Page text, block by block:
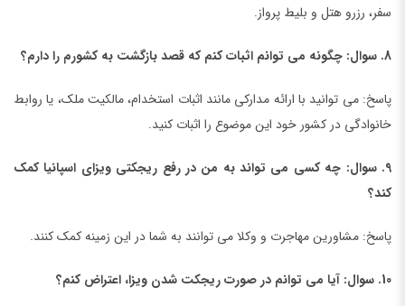
سفر، رزرو هتل و بلیط پرواز.
8. سوال: چگونه می توانم اثبات کنم که قصد بازگشت به کشورم را دارم؟
پاسخ: می توانید با ارائه مدارکی مانند اثبات استخدام، مالکیت ملک، یا روابط
خانوادگی در کشور خود این موضوع را اثبات کنید.
9. سوال: چه کسی می تواند به من در رفع ریجکتی ویزای اسپانیا کمک
کند؟
پاسخ: مشاورین مهاجرت و وکلا می توانند به شما در این زمینه کمک کنند.
10. سوال: آیا می توانم در صورت ریجکت شدن ویزا، اعتراض کنم؟